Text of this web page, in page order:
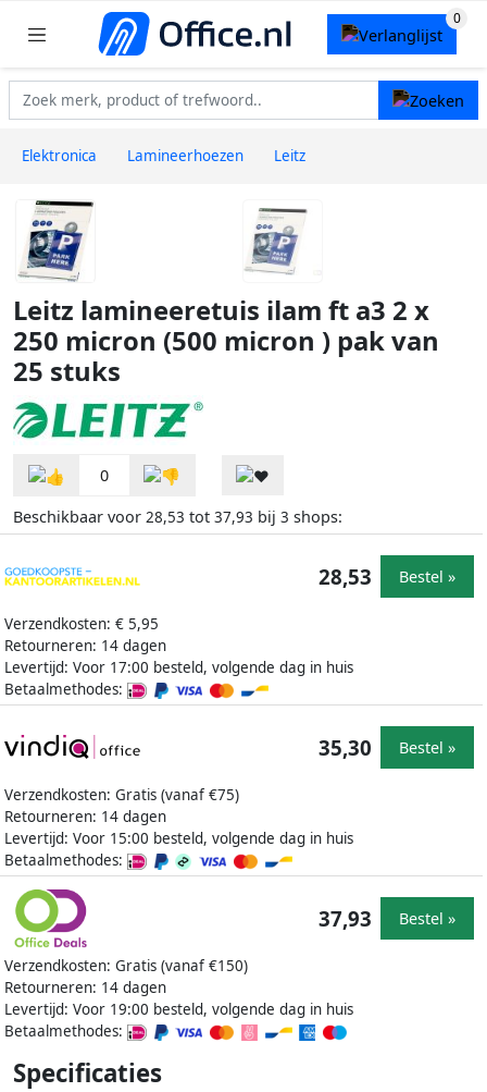
Elektronica Lamineerhoezen Leitz
Leitz lamineeretuis ilam ft a3 2 x
250 micron (500 micron ) pak van
25 stuks
0
Beschikbaar voor 28,53 tot 37,93 bij 3 shops:
Verzendkosten: € 5,95
Retourneren: 14 dagen
Levertijd: Voor 17:00 besteld, volgende dag in huis
Betaalmethodes:
28,53 Bestel »
Verzendkosten: Gratis (vanaf €75)
Retourneren: 14 dagen
Levertijd: Voor 15:00 besteld, volgende dag in huis
Betaalmethodes:
35,30 Bestel »
Verzendkosten: Gratis (vanaf €150)
Retourneren: 14 dagen
Levertijd: Voor 19:00 besteld, volgende dag in huis
Betaalmethodes:
37,93 Bestel »
Specificaties